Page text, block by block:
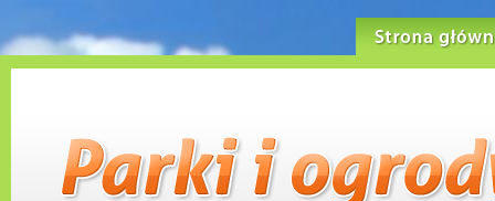
Strona główna